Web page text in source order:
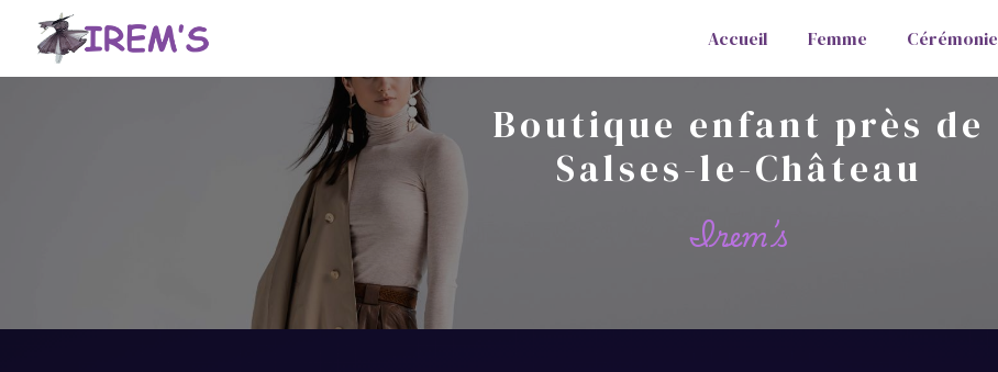
Accueil Femme Cérémonie
Boutique enfant près de
Salses-le-Château
Irem’s
Panneau de gestion des cookies